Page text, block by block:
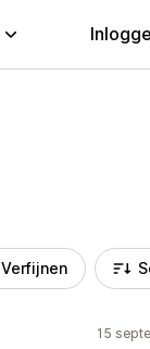
Verfijnen
15